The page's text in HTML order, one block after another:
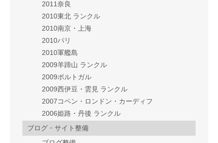
2011奈良
2010東北 ランクル
2010南京・上海
2010パリ
2010軍艦島
2009羊蹄山 ランクル
2009ポルトガル
2009西伊豆・雲見 ランクル
2007コペン・ロンドン・カーディフ
2006姫路・丹後 ランクル
ブログ・サイト整備